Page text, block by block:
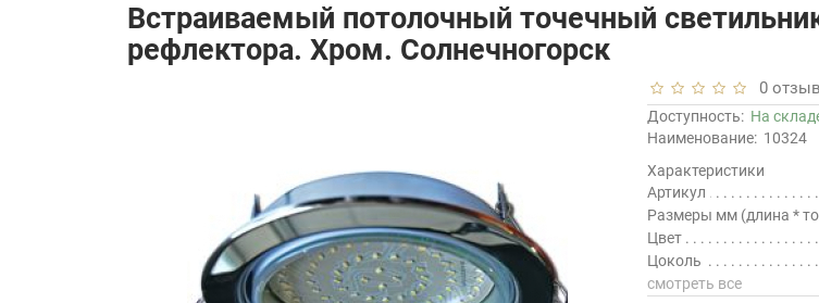
Встраиваемый потолочный точечный
рефлектора. Хром. Солнечногорск
0
Доступность: На
Наименование: 10324
Характеристики
Артикул
Размеры мм (длина *
Цвет
Цоколь
смотреть все